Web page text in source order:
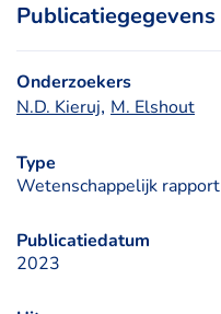
Publicatiegegevens
Onderzoekers
N.D. Kieruj, M. Elshout
Type
Wetenschappelijk rapport
Publicatiedatum
2023